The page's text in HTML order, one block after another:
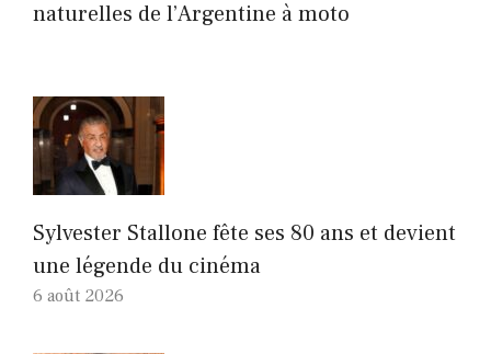
naturelles de l’Argentine à moto
Sylvester Stallone fête ses 80 ans et devient
une légende du cinéma
6 août 2026